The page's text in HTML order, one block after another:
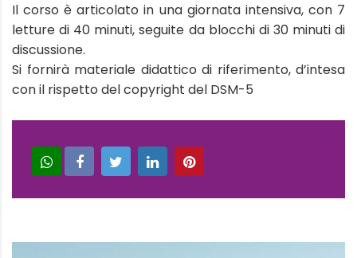
Il corso è articolato in una giornata intensiva, con 7
letture di 40 minuti, seguite da blocchi di 30 minuti di
discussione.
Si fornirà materiale didattico di riferimento, d’intesa
con il rispetto del copyright del DSM-5